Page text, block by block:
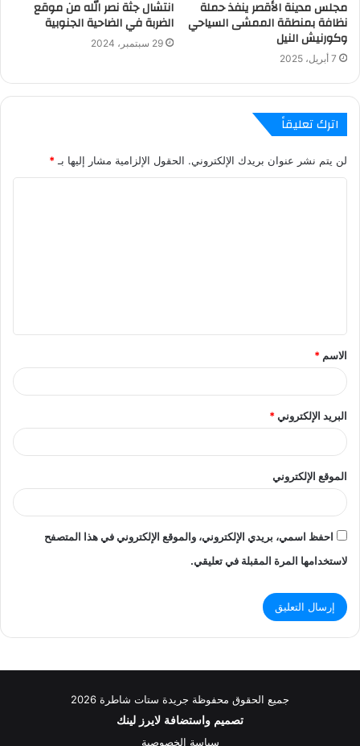
مجلس مدينة الأقصر ينفذ حملة
نظافة بمنطقة الممشى السياحي
وكورنيش النيل
7 أبريل، 2025
انتشال جثة نصر الله من موقع
الضربة في الضاحية الجنوبية
29 سبتمبر، 2024
اترك تعليقاً
لن يتم نشر عنوان بريدك الإلكتروني. الحقول الإلزامية مشار إليها بـ *
ق
*
الاسم *
البريد الإلكتروني*
الموقع الإلكتروني
احفظ اسمي، بريدي الإلكتروني، والموقع الإلكتروني في هذا المتصفح
لاستخدامها المرة المقبلة في تعليقي.
جميع الحقوق محفوظة جريدة ستات شاطرة 2026
تصميم واستضافة لايرز لينك
سياسة الخصوصية